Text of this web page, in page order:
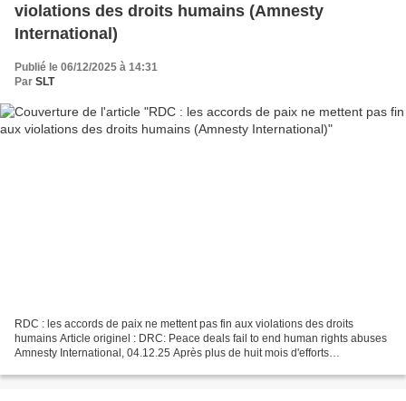
violations des droits humains (Amnesty
International)
Publié le 06/12/2025 à 14:31
Par SLT
RDC : les accords de paix ne mettent pas fin aux violations des droits
humains Article originel : DRC: Peace deals fail to end human rights abuses
Amnesty International, 04.12.25 Après plus de huit mois d'efforts